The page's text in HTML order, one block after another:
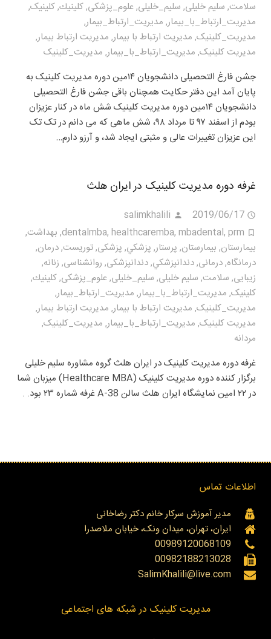
سلامت, سلیم خلیلی, سلیم_خلیلی, علوم_پزشکی,كلينيك,کلینیک,
مديريت_ارتباط_با_بيمار, مديريت_ارتباط_بیمار,
مديريت_كلينيک, مدیریت ارتباط با بیمار, مدیریت ارتباط بیمار,
مدیریت کلینیک, مدیریت_ارتباط_با_بیمار, مدیریت_کلینیک
جشن فارغ التحصیلی دانشجویان ۱۴مین دوره مدیریت کلینیک به
پایان آمد این دفتر حکایت همچنان باقی جشن فارغ التحصیلی
دانشجویان ۱۴مین دوره مدیریت کلینیک شش ماه در کنار عزیزان
بودم از اسفند ۹۷ تا مرداد ۹۸، شش ماهی که می دانم در تک تک
این عزیزان تغییرات عالی و مثبتی ایجاد شد، و آرزو دارم…
غرفه دوره مدیریت کلینیک در ایران هلث
2019/06/17
salimkhalili
dentalmba, healthcaremba, mbadental, prm
, بهداشت,
بيمارستان, بیمارستان, پرستار, پزشكي, پزشکی,توریست,درمان,
درمانگاه,درمانی,دندانپزشكي,دندانپزشکی, روانشناسی, زنانه,
زیبایی, سلامت, سلیم خلیلی, سلیم_خلیلی, علوم_پزشکی,كلينيك,
کلینیک, مديريت_ارتباط_با_بيمار, مديريت_ارتباط_بیمار,
مديريت_كلينيک, مدیریت ارتباط با بیمار, مدیریت ارتباط بیمار,
مدیریت کلینیک, مدیریت_ارتباط_با_بیمار, مدیریت_کلینیک,
مردانه
غرفه دوره مدیریت کلینیک در ایران هلث گروه مشاوره سلیم خلیلی
برگزار کننده دوره مدیریت کلینیک (Healthcare MBA) میزبان شما
در ۲۲ امین نمایشگاه ایران هلث سالن A-38 غرفه شماره ۲۳ بود. .
اطلاعات تماس
مدیر آموزش سرکار خانم دکتر رضاخانی
ایران، تهران، میدان ونک، خیابان ملاصدرا
00989120068109
00982188213028
SalimKhalili@live.com
مدیریت کلینیک در شبکه های اجتماعی